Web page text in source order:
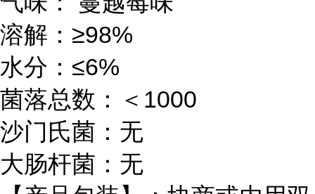
溶解：≥98%
水分：≤6%
菌落总数：＜1000
沙门氏菌：无
大肠杆菌：无